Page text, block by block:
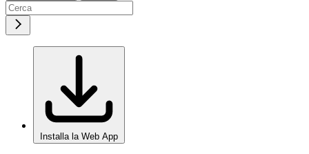
Installa la Web App